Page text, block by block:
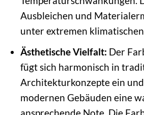
Ausbleichen und
unter extremen
Ästhetische Vielfalt: Der
fügt sich harmonisch in
Architekturkonzepte ein
modernen Gebäuden eine